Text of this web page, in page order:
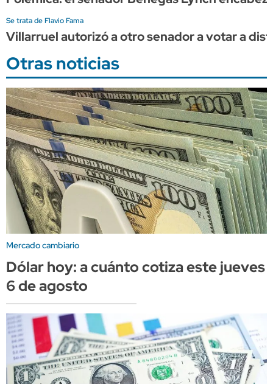
Se trata de Flavio Fama
Villarruel autorizó a otro senador a votar a
Otras noticias
Mercado cambiario
Dólar hoy: a cuánto cotiza este jueves
6 de agosto